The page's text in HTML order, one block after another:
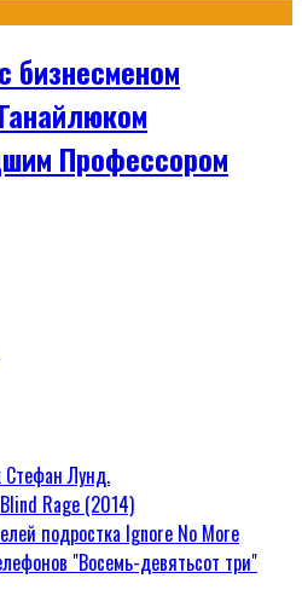
бизнесменом
Профессором
Стефан Лунд.
Rage (2014)
подростка Ignore No More
"Восемь-девятьсот три"